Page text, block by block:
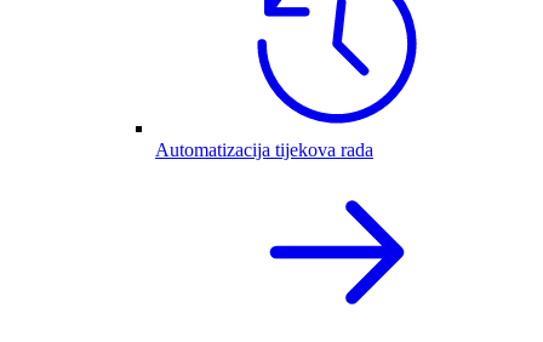
Automatizacija tijekova rada